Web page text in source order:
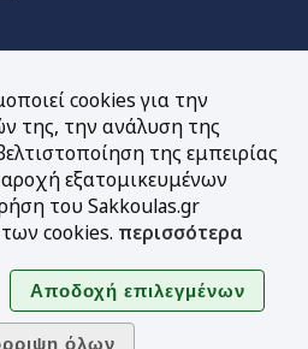
μας
cookies για την
της, την ανάλυση της
της εμπειρίας
εξατομικευμένων
του Sakkoulas.gr
cookies. περισσότερα